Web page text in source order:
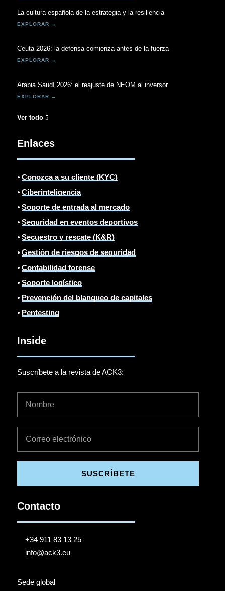
La cultura española de la estrategia y la resiliencia
Ceuta 2026: la defensa comienza antes de la fuerza
Arabia Saudí 2026: el reajuste de NEOM al inversor
Ver todo
Enlaces
⦁Conozca a su cliente (KYC)
⦁Ciberinteligencia
⦁Soporte de entrada al mercado
⦁Seguridad en eventos deportivos
⦁Secuestro y rescate (K&R)
⦁Gestión de riesgos de seguridad
⦁Contabilidad forense
⦁Soporte logístico
⦁ Prevención del blanqueo de capitales
⦁ Pentesting
Inside
Suscríbete a la revista de ACK3:
SUSCRÍBETE
Contacto
+34 911 83 13 25
info@ack3.eu
Sede global